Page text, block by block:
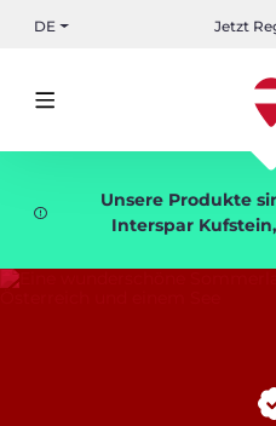
DE Jetzt
Unsere Produkte
Interspar